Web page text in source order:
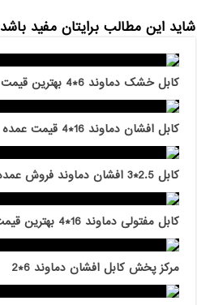
شاید این مطالب برایتان مفید باشد
کابل خشک دماوند 6*4 بهترین قیمت
کابل افشان دماوند 16*4 قیمت عمده
کابل 2.5*3 افشان دماوند فروش عمده
کابل مفتولی دماوند 16*4 بهترین قیمت
مرکز پخش کابل افشان دماوند 6*2